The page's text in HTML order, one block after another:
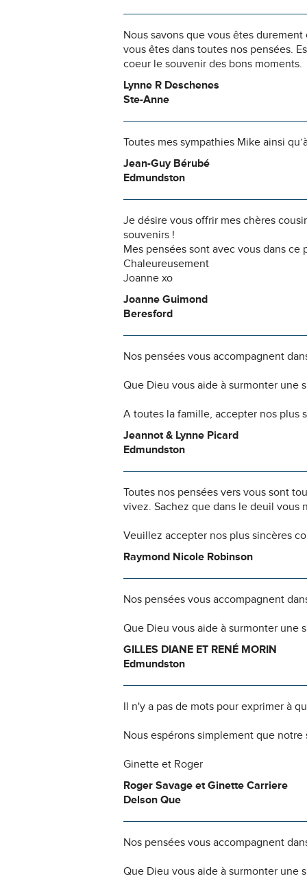
Nous savons que vous êtes
vous êtes dans toutes nos pensées.
coeur le souvenir des bons moments.
Lynne R Deschenes
Ste-Anne
Toutes mes sympathies Mike ainsi
Jean-Guy Bérubé
Edmundston
Je désire vous offrir mes chères
souvenirs !
Mes pensées sont avec vous dans ce
Chaleureusement
Joanne xo
Joanne Guimond
Beresford
Nos pensées vous accompagnent
Que Dieu vous aide à surmonter une
A toutes la famille, accepter nos plus
Jeannot & Lynne Picard
Edmundston
Toutes nos pensées vers vous sont
vivez. Sachez que dans le deuil vous
Veuillez accepter nos plus sincères
Raymond Nicole Robinson
Nos pensées vous accompagnent
Que Dieu vous aide à surmonter une
GILLES DIANE ET RENÉ MORIN
Edmundston
Il n'y a pas de mots pour exprimer à
Nous espérons simplement que
Ginette et Roger
Roger Savage et Ginette Carriere
Delson Que
Nos pensées vous accompagnent
Que Dieu vous aide à surmonter une